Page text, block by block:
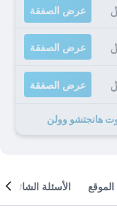
عرض الصفقة
عرض الصفقة
عرض الصفقة
الموقع الأسئلة الشائعة